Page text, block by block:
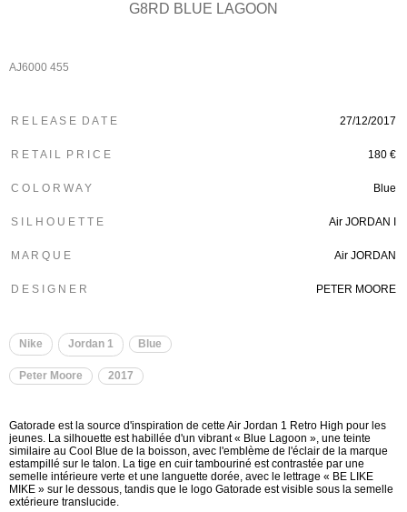
G8RD BLUE LAGOON
AJ6000 455
R E L E A S E D A T E 27/12/2017
R E T A I L P R I C E 180 €
C O L O R W A Y Blue
S I L H O U E T T E Air JORDAN I
M A R Q U E Air JORDAN
D E S I G N E R PETER MOORE
Nike Jordan 1 Blue
Peter Moore 2017
Gatorade est la source d'inspiration de cette Air Jordan 1 Retro High pour les
jeunes. La silhouette est habillée d'un vibrant « Blue Lagoon », une teinte
similaire au Cool Blue de la boisson, avec l'emblème de l'éclair de la marque
estampillé sur le talon. La tige en cuir tambouriné est contrastée par une
semelle intérieure verte et une languette dorée, avec le lettrage « BE LIKE
MIKE » sur le dessous, tandis que le logo Gatorade est visible sous la semelle
extérieure translucide.